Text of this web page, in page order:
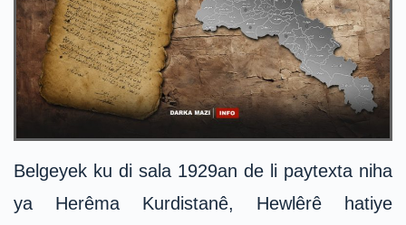
Belgeyek ku di sala 1929an de li paytexta niha
ya Herêma Kurdistanê, Hewlêrê hatiye